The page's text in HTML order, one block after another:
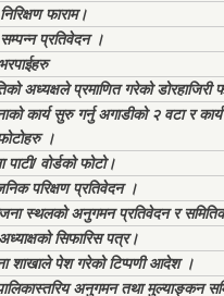
फाराम।
सम्पन्न प्रतिवेदन ।
अध्यक्षले प्रमाणित गरेको डोरहाजिरी
कार्य सुरु गर्नु अगाडीको २ वटा र
।
पाटी/ वोर्डको फोटो।
परिक्षण प्रतिवेदन ।
स्थलको अनुगमन प्रतिवेदन र
सिफारिस पत्र।
शाखाले पेश गरेको टिप्पणी आदेश ।
अनुगमन तथा मुल्याङ्कन